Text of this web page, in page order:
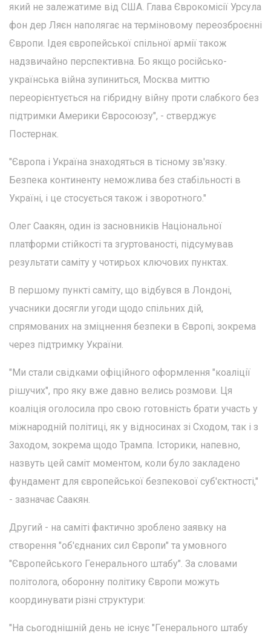
який не залежатиме від США. Глава Єврокомісії Урсула
фон дер Ляєн наполягає на терміновому переозброєнні
Європи. Ідея європейської спільної армії також
надзвичайно перспективна. Бо якщо російсько-
українська війна зупиниться, Москва миттю
переорієнтується на гібридну війну проти слабкого без
підтримки Америки Євросоюзу", - стверджує
Постернак.
"Європа і Україна знаходяться в тісному зв'язку.
Безпека континенту неможлива без стабільності в
Україні, і це стосується також і зворотного."
Олег Саакян, один із засновників Національної
платформи стійкості та згуртованості, підсумував
результати саміту у чотирьох ключових пунктах.
В першому пункті саміту, що відбувся в Лондоні,
учасники досягли угоди щодо спільних дій,
спрямованих на зміцнення безпеки в Європі, зокрема
через підтримку України.
"Ми стали свідками офіційного оформлення "коаліції
рішучих", про яку вже давно велись розмови. Ця
коаліція оголосила про свою готовність брати участь у
міжнародній політиці, як у відносинах зі Сходом, так і з
Заходом, зокрема щодо Трампа. Історики, напевно,
назвуть цей саміт моментом, коли було закладено
фундамент для європейської безпекової суб'єктності,"
- зазначає Саакян.
Другий - на саміті фактично зроблено заявку на
створення "об'єднаних сил Європи" та умовного
"Європейського Генерального штабу". За словами
політолога, оборонну політику Європи можуть
координувати різні структури:
"На сьогоднішній день не існує "Генерального штабу